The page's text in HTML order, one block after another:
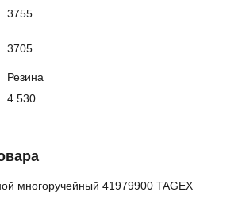
3755
3705
Резина
4.530
многоручейный 41979900 TAGEX